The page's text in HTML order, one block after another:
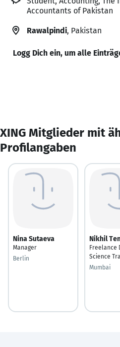
Accountants of Pakistan
Rawalpindi, Pakistan
Logg Dich ein, um alle
XING Mitglieder mit
Profilangaben
Nina Sutaeva
Manager
Berlin
Nikhil
Freelance
Science
Mumbai